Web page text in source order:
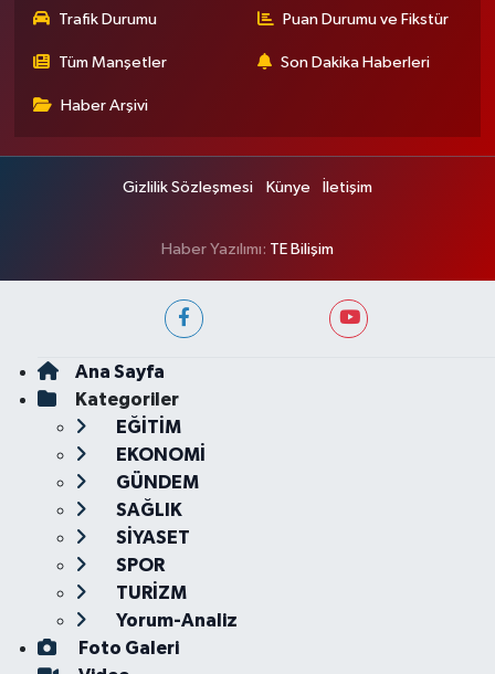
Trafik Durumu Puan Durumu ve Fikstür
Tüm Manşetler Son Dakika Haberleri
Haber Arşivi
Gizlilik Sözleşmesi Künye İletişim
Haber Yazılımı: TE Bilişim
Ana Sayfa
Kategoriler
EĞİTİM
EKONOMİ
GÜNDEM
SAĞLIK
SİYASET
SPOR
TURİZM
Yorum-Analiz
Foto Galeri